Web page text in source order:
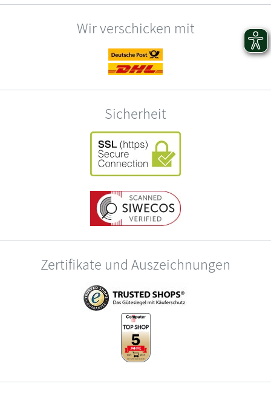
Wir verschicken mit
Sicherheit
Zertifikate und Auszeichnungen